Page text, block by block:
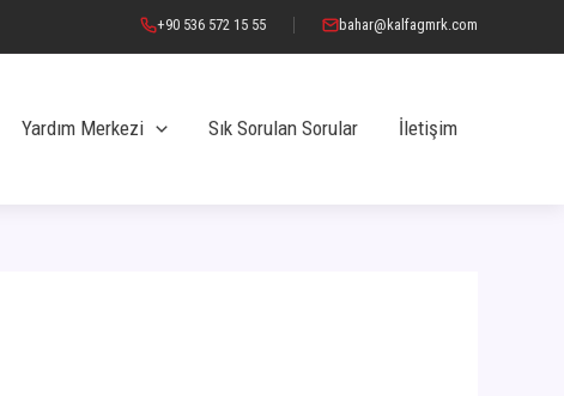
+90 536 572 15 55 bahar@kalfagmrk.com
Yardım Merkezi Sık Sorulan Sorular İletişim